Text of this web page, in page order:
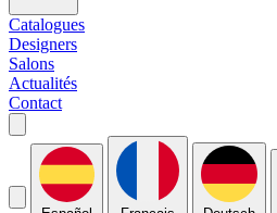
Catalogues
Designers
Salons
Actualités
Contact